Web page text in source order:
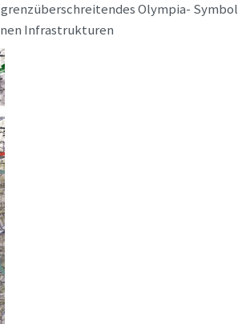
Olympia- Symbol
Infrastrukturen